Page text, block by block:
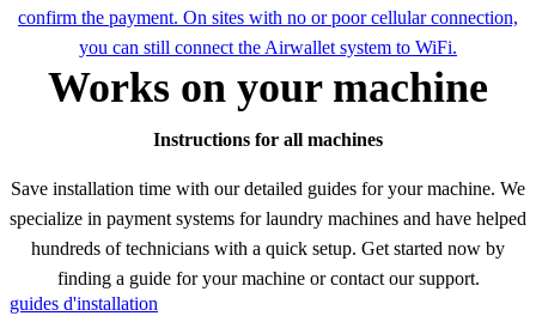
confirm the payment. On sites with no or poor cellular connection,
you can still connect the Airwallet system to WiFi.
Works on your machine
Instructions for all machines
Save installation time with our detailed guides for your machine. We
specialize in payment systems for laundry machines and have helped
hundreds of technicians with a quick setup. Get started now by
finding a guide for your machine or contact our support.
guides d'installation